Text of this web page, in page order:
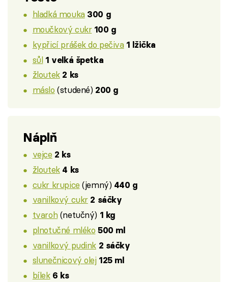
hladká mouka 300 g
moučkový cukr 100 g
kypřicí prášek do pečiva 1 lžička
sůl 1 velká špetka
žloutek 2 ks
máslo (studené) 200 g
Náplň
vejce 2 ks
žloutek 4 ks
cukr krupice (jemný) 440 g
vanilkový cukr 2 sáčky
tvaroh(netučný) 1 kg
plnotučné mléko 500 ml
vanilkový pudink 2 sáčky
slunečnicový olej 125 ml
bílek 6 ks